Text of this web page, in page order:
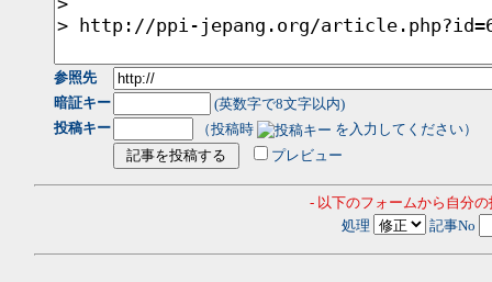
参照先
暗証キー
(英数字で8文字以内)
投稿キー
（投稿時
を入力してください）
プレビュー
- 以下のフォームから自分
処理
記事No